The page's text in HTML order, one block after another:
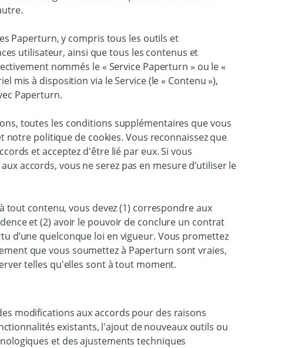
Paperturn, y compris tous les outils et
utilisateur, ainsi que tous les contenus et
nommés le « Service Paperturn » ou le «
mis à disposition via le Service (le « Contenu »),
Paperturn.
toutes les conditions supplémentaires que vous
politique de cookies. Vous reconnaissez que
et acceptez d'être lié par eux. Si vous
accords, vous ne serez pas en mesure d’utiliser le
tout contenu, vous devez (1) correspondre aux
et (2) avoir le pouvoir de conclure un contrat
d’une quelconque loi en vigueur. Vous promettez
que vous soumettez à Paperturn sont vraies,
telles qu'elles sont à tout moment.
modifications aux accords pour des raisons
existants, l'ajout de nouveaux outils ou
et des ajustements techniques